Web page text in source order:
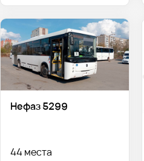
Нефаз 5299
44 места